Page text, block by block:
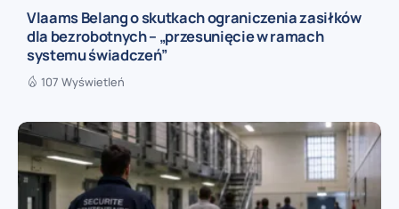
Vlaams Belang o skutkach ograniczenia zasiłków
dla bezrobotnych – „przesunięcie w ramach
systemu świadczeń”
107 Wyświetleń